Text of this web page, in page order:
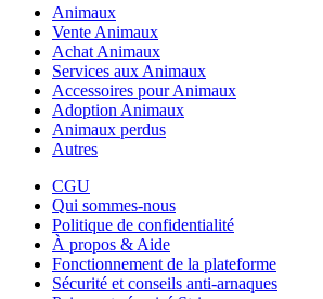
Animaux
Vente Animaux
Achat Animaux
Services aux Animaux
Accessoires pour Animaux
Adoption Animaux
Animaux perdus
Autres
CGU
Qui sommes-nous
Politique de confidentialité
À propos & Aide
Fonctionnement de la plateforme
Sécurité et conseils anti-arnaques